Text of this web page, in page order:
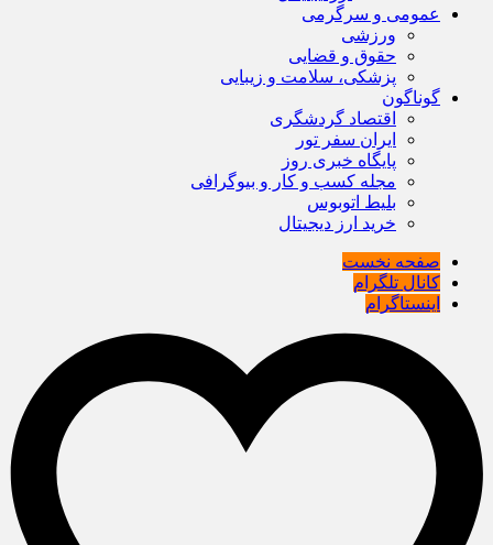
عمومی و سرگرمی
ورزشی
حقوق و قضایی
پزشکی، سلامت و زیبایی
گوناگون
اقتصاد گردشگری
ایران سفر تور
پایگاه خبری روز
مجله کسب و کار و بیوگرافی
بلیط اتوبوس
خرید ارز دیجیتال
صفحه نخست
کانال تلگرام
اینستاگرام